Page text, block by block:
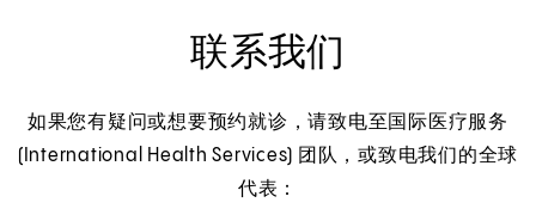
联系我们
如果您有疑问或想要预约就诊，请致电至国际医疗服务
(International Health Services) 团队，或致电我们的全球
代表：